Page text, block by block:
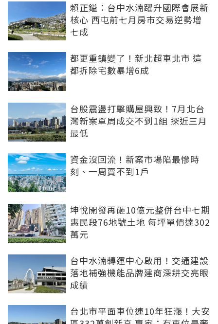
賴正鎰：台中水湳躍升國際會展新
核心 西屯前七月房市交易逆勢增
七成
都更重鎮變了！新北超車北市 這
都拆除宅數暴增6成
台股震盪打擊購屋興致！7月北台
灣新案單周成交不到1組 探近三月
最低
資金沒回流！新案市場陷最慘時
刻、一周賣不到1戶
坤悅開發再砸10億元整併台中七期
惠民段76地號土地 每坪單價達302
萬元
台中水湳轉運中心啟用！交通建設
落地補強機能品牌建商深耕交亮眼
成績
台北市平面車位連10年狂漲！大安